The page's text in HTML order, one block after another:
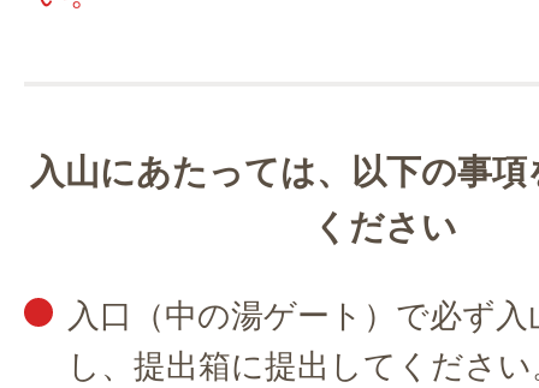
入山にあたっては、以下の事
ください
入口（中の湯ゲート）で必ず入
し、提出箱に提出してください